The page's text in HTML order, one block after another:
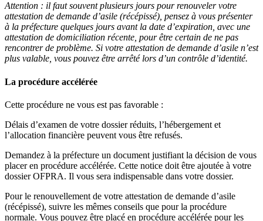
Attention : il faut souvent plusieurs jours pour renouveler votre
attestation de demande d’asile (récépissé), pensez à vous présenter
à la préfecture quelques jours avant la date d’expiration, avec une
attestation de domiciliation récente, pour être certain de ne pas
rencontrer de problème. Si votre attestation de demande d’asile n’est
plus valable, vous pouvez être arrêté lors d’un contrôle d’identité.
La procédure accélérée
Cette procédure ne vous est pas favorable :
Délais d’examen de votre dossier réduits, l’hébergement et
l’allocation financière peuvent vous être refusés.
Demandez à la préfecture un document justifiant la décision de vous
placer en procédure accélérée. Cette notice doit être ajoutée à votre
dossier OFPRA. Il vous sera indispensable dans votre dossier.
Pour le renouvellement de votre attestation de demande d’asile
(récépissé), suivre les mêmes conseils que pour la procédure
normale. Vous pouvez être placé en procédure accélérée pour les